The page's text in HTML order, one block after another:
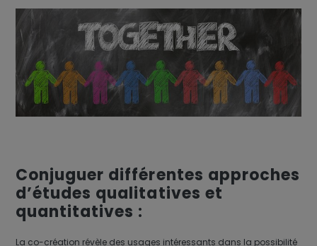
Conjuguer différentes approches
d’études qualitatives et
quantitatives :
La co-création révèle des usages intéressants dans la possibilité